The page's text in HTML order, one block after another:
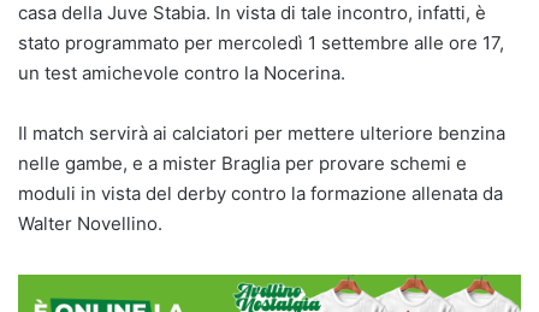
casa della Juve Stabia. In vista di tale incontro, infatti, è
stato programmato per mercoledì 1 settembre alle ore 17,
un test amichevole contro la Nocerina.
Il match servirà ai calciatori per mettere ulteriore benzina
nelle gambe, e a mister Braglia per provare schemi e
moduli in vista del derby contro la formazione allenata da
Walter Novellino.